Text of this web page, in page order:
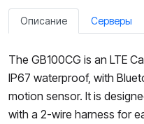
Описание Серверы
The GB100CG is an LTE
IP67 waterproof, with
motion sensor. It is
with a 2-wire harness for